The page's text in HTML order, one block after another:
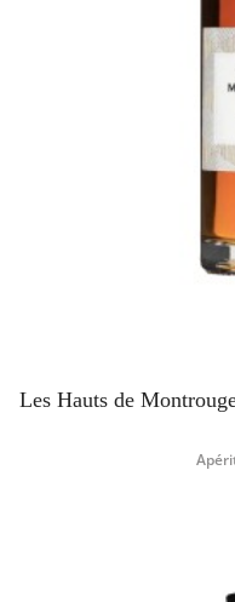
Les Hauts de